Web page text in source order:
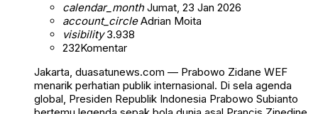
calendar_monthJumat, 23 Jan 2026
account_circleAdrian Moita
visibility3.938
232Komentar
Jakarta, duasatunews.com — Prabowo Zidane WEF
menarik perhatian publik internasional. Di sela agenda
global, Presiden Republik Indonesia Prabowo Subianto